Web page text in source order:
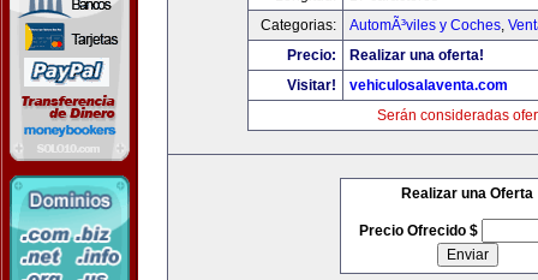
Categorias:
AutomÃ³viles y Coches,
Precio:
Realizar una oferta!
Visitar!
vehiculosalaventa.com
Serán consideradas
Realizar una Oferta
Precio Ofrecido $